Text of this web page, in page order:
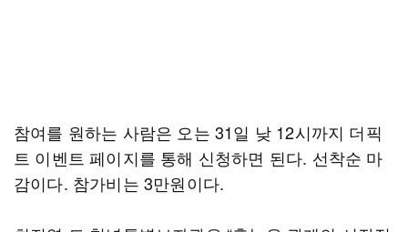
참여를 원하는 사람은 오는 31일 낮 12시까지 더픽
트 이벤트 페이지를 통해 신청하면 된다. 선착순 마
감이다. 참가비는 3만원이다.